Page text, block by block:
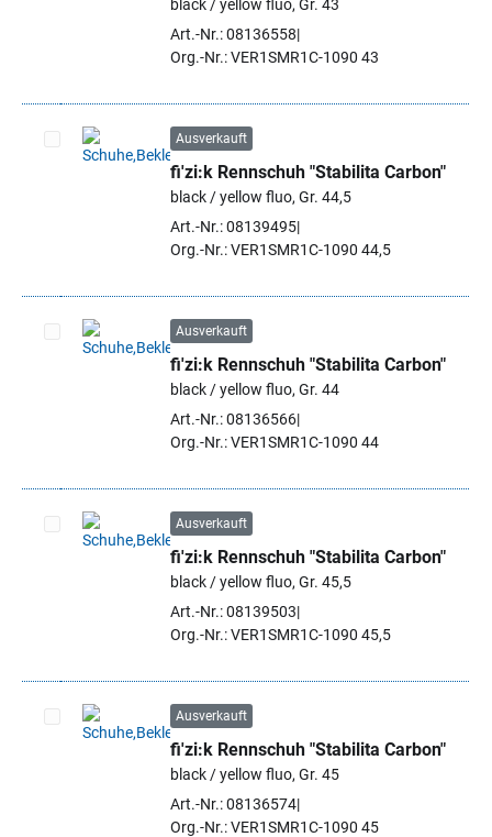
black / yellow fluo, Gr. 43
Art.-Nr.: 08136558
Org.-Nr.: VER1SMR1C-1090 43
Artikel auswählen
Ausverkauft
fi'zi:k Rennschuh "Stabilita Carbon"
black / yellow fluo, Gr. 44,5
Art.-Nr.: 08139495
Org.-Nr.: VER1SMR1C-1090 44,5
Artikel auswählen
Ausverkauft
fi'zi:k Rennschuh "Stabilita Carbon"
black / yellow fluo, Gr. 44
Art.-Nr.: 08136566
Org.-Nr.: VER1SMR1C-1090 44
Artikel auswählen
Ausverkauft
fi'zi:k Rennschuh "Stabilita Carbon"
black / yellow fluo, Gr. 45,5
Art.-Nr.: 08139503
Org.-Nr.: VER1SMR1C-1090 45,5
Artikel auswählen
Ausverkauft
fi'zi:k Rennschuh "Stabilita Carbon"
black / yellow fluo, Gr. 45
Art.-Nr.: 08136574
Org.-Nr.: VER1SMR1C-1090 45